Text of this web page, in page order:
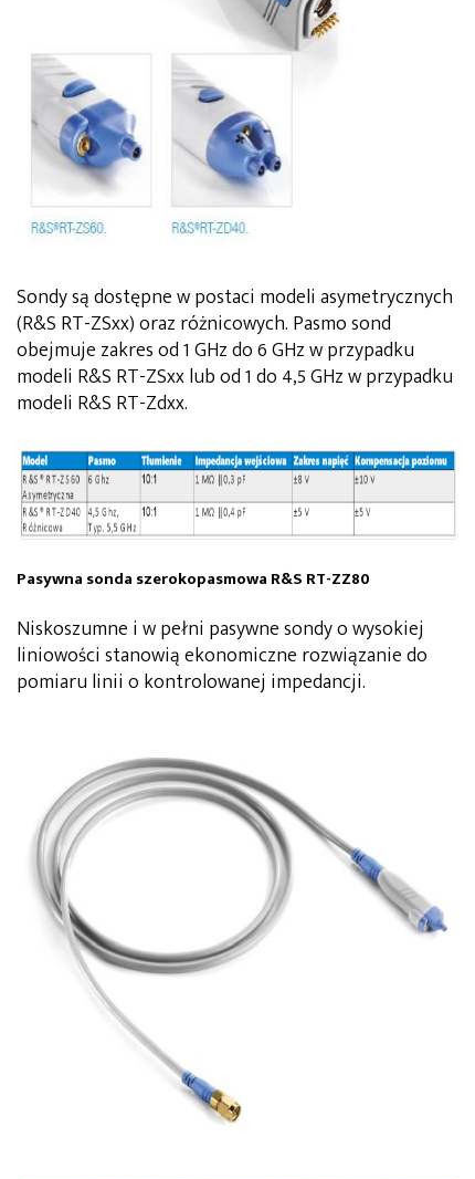
Sondy są dostępne w postaci modeli asymetrycznych
(R&S RT-ZSxx) oraz różnicowych. Pasmo sond
obejmuje zakres od 1 GHz do 6 GHz w przypadku
modeli R&S RT-ZSxx lub od 1 do 4,5 GHz w przypadku
modeli R&S RT-Zdxx.
Pasywna sonda szerokopasmowa R&S RT-ZZ80
Niskoszumne i w pełni pasywne sondy o wysokiej
liniowości stanowią ekonomiczne rozwiązanie do
pomiaru linii o kontrolowanej impedancji.